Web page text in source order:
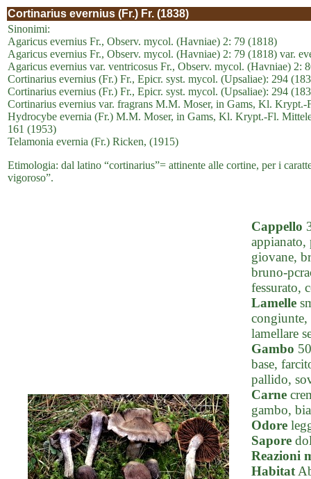
Cortinarius evernius (Fr.) Fr. (1838)
Sinonimi:
Agaricus evernius Fr., Observ. mycol. (Havniae) 2: 79 (1818)
Agaricus evernius Fr., Observ. mycol. (Havniae) 2: 79 (1818) var.
Agaricus evernius var. ventricosus Fr., Observ. mycol. (Havniae) 2:
Cortinarius evernius (Fr.) Fr., Epicr. syst. mycol. (Upsaliae): 294
Cortinarius evernius (Fr.) Fr., Epicr. syst. mycol. (Upsaliae): 294
Cortinarius evernius var. fragrans M.M. Moser, in Gams, Kl.
Hydrocybe evernia (Fr.) M.M. Moser, in Gams, Kl. Krypt.-Fl.
161 (1953)
Telamonia evernia (Fr.) Ricken, (1915)
Etimologia: dal latino “cortinarius”= attinente alle cortine, per i
vigoroso”.
Cappello
giovane,
bruno-
fessurato,
Lamelle
lamellare
Gambo
base,
pallido,
Carne
gambo,
Odore
Sapore
Reazioni
Habitat